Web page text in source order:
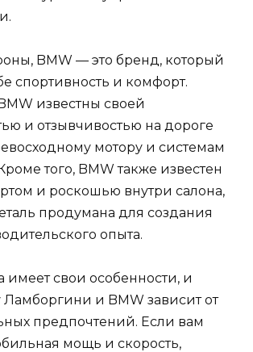
BMW — это бренд, который
спортивность и комфорт.
известны своей
и отзывчивостью на дороге
мотору и системам
того, BMW также известен
и роскошью внутри салона,
продумана для создания
опыта.
имеет свои особенности, и
и BMW зависит от
предпочтений. Если вам
мощь и скорость,